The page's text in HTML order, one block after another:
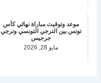
موعد وتوقيت مباراة نهائي كأس
تونس بين الترجي التونسي وترجي
جرجيس
مايو 28, 2026